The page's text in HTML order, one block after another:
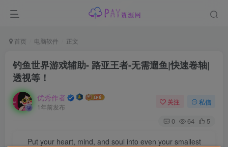
首页 电脑软件 正文
钓鱼世界游戏辅助- 路亚王者-无需遛鱼|快速卷轴|
透视等！
优秀作者
1年前发布
关注 私信
0 64 5
Put your heart, mind, and soul into even your smallest